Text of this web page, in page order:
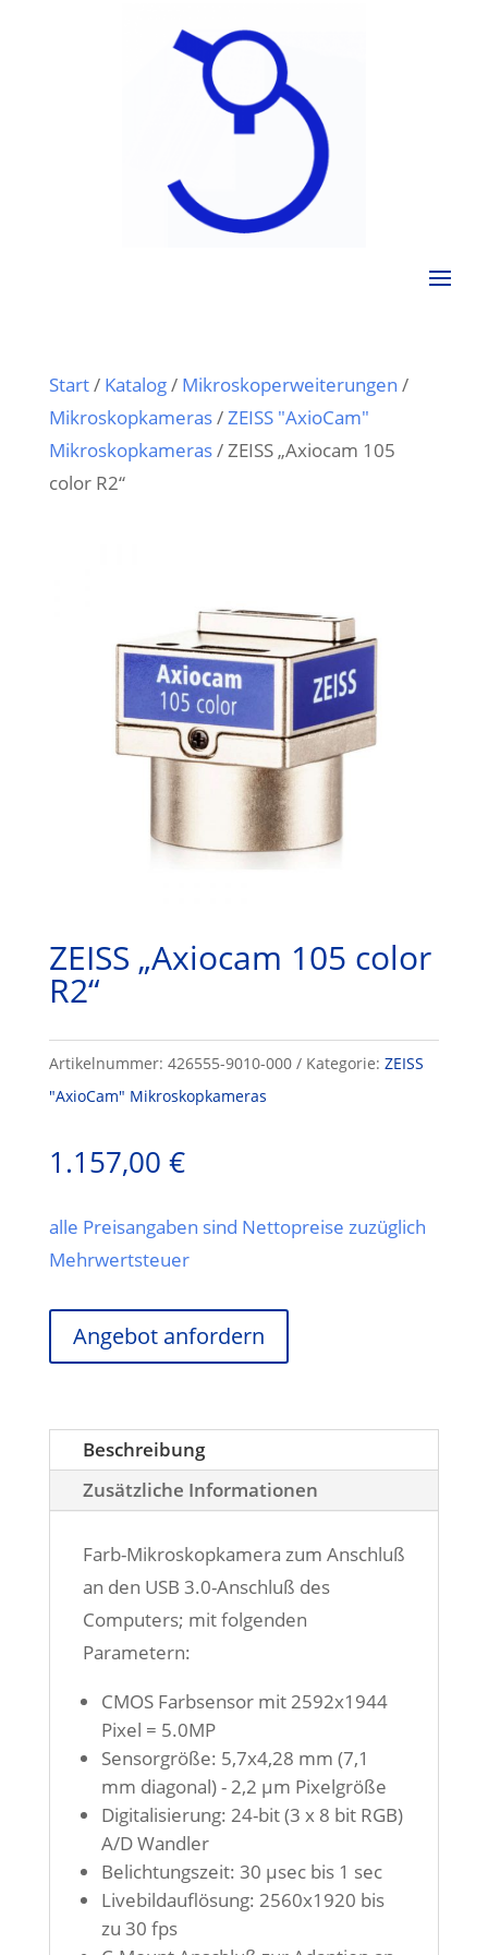
Start/ Katalog/ Mikroskoperweiterungen /
Mikroskopkameras/ZEISS "AxioCam"
Mikroskopkameras/ ZEISS „Axiocam 105
color R2“
ZEISS „Axiocam 105 color
R2“
Artikelnummer: 426555-9010-000 Kategorie: ZEISS
"AxioCam" Mikroskopkameras
1.157,00 €
alle Preisangaben sind Nettopreise zuzüglich
Mehrwertsteuer
Angebot anfordern
Beschreibung
Zusätzliche Informationen
Farb-Mikroskopkamera zum Anschluß
an den USB 3.0-Anschluß des
Computers; mit folgenden
Parametern:
CMOS Farbsensor mit 2592x1944
Pixel = 5.0MP
Sensorgröße: 5,7x4,28 mm (7,1
mm diagonal) - 2,2 µm Pixelgröße
Digitalisierung: 24-bit (3 x 8 bit RGB)
A/D Wandler
Belichtungszeit: 30 µsec bis 1 sec
Livebildauflösung: 2560x1920 bis
zu 30 fps